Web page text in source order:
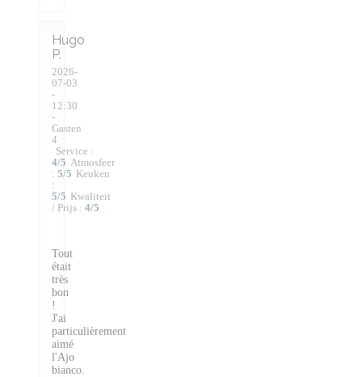
Hugo
P
2026-
07-03
-
12:30
-
Gasten
4
Service :
4/5 Atmosfeer
: 5/5 Keuken
:
5/5 Kwaliteit
/ Prijs : 4/5
Tout
était
très
bon
!
J'ai
particulièrement
aimé
l'Ajo
bianco.